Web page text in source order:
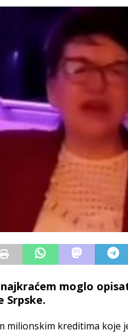
moglo
Srpske.
milionskim kreditima koje